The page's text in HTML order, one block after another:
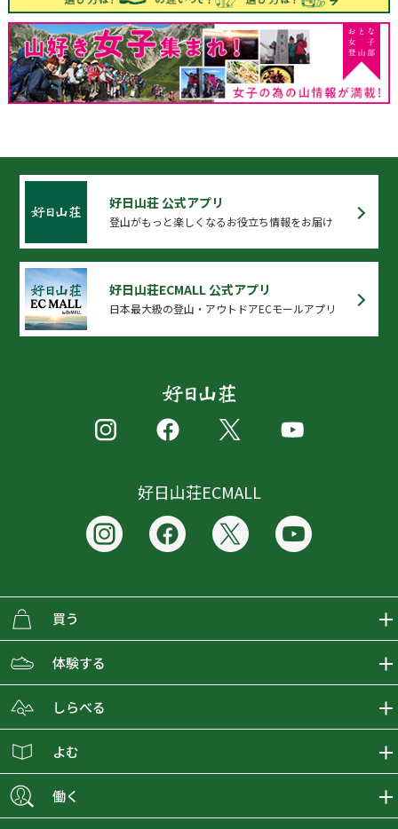
好日山荘 公式アプリ
登山がもっと楽しくなるお役立ち情報をお届け
好日山荘ECMALL 公式アプリ
日本最大級の登山・アウトドアECモールアプリ
好日山荘ECMALL
買う
ECMALLの商品をさがす
取り扱いブランド一覧
ショップブログ
会員募集
体験する
おとな女子登山部
グラビティリサーチ
しらべる
登山レポート
よむ
働く